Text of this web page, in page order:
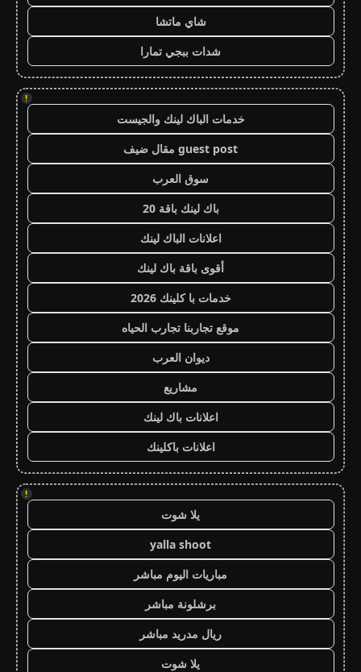
شاي ماتشا
شدات ببجي تمارا
!
خدمات الباك لينك والجيست
guest post مقال ضيف
سوق العرب
باك لينك باقة 20
اعلانات الباك لينك
أقوى باقة باك لينك
خدمات با كلينك 2026
موقع تجاربنا تجارب الحياه
ديوان العرب
مشاريع
اعلانات باك لينك
اعلانات باكلينك
!
يلا شوت
yalla shoot
مباريات اليوم مباشر
برشلونة مباشر
ريال مدريد مباشر
يلا شوت